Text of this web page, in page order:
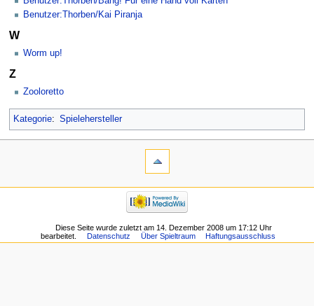
Benutzer:Thorben/Kai Piranja
W
Worm up!
Z
Zooloretto
Kategorie: Spielehersteller
Diese Seite wurde zuletzt am 14. Dezember 2008 um 17:12 Uhr
bearbeitet.
Datenschutz Über Spieltraum Haftungsausschluss